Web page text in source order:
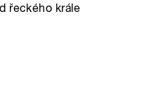
řeckého krále